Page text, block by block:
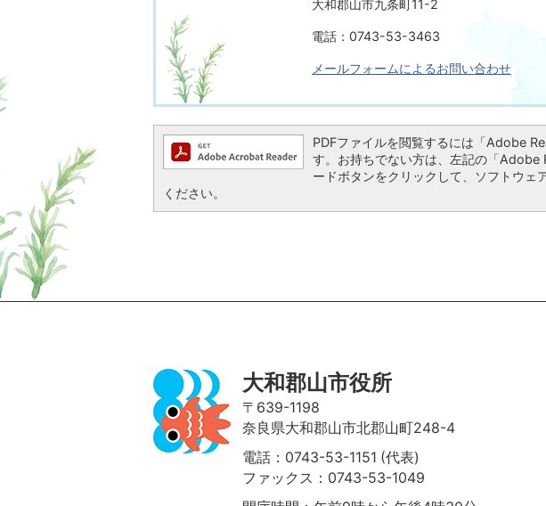
大和郡山市九条町11-2
電話：0743-53-3463
メールフォームによるお問い合わせ
PDFファイルを閲覧するには「Adobe
す。お持ちでない方は、左記の「
ードボタンをクリックして、ソフトウェ
ください。
大和郡山市役所
〒639-1198
奈良県大和郡山市北郡山町248-4
電話：0743-53-1151 (代表)
ファックス：0743-53-1049